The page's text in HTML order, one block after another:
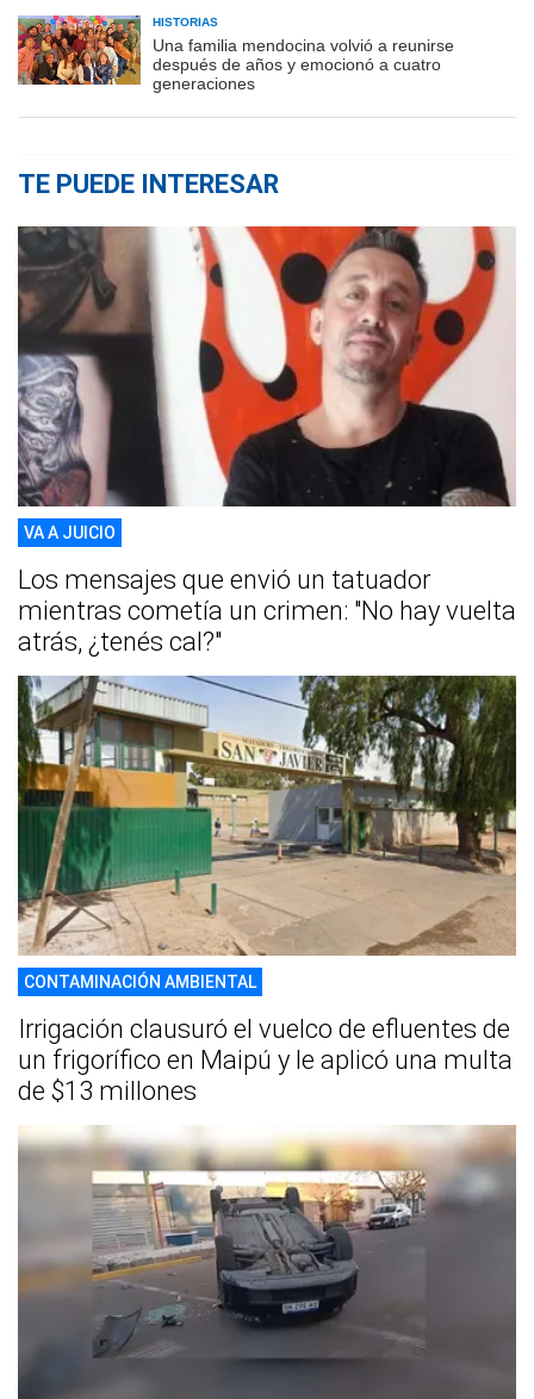
HISTORIAS
Una familia mendocina volvió a reunirse
después de años y emocionó a cuatro
generaciones
TE PUEDE INTERESAR
VA A JUICIO
Los mensajes que envió un tatuador
mientras cometía un crimen: "No hay vuelta
atrás, ¿tenés cal?"
CONTAMINACIÓN AMBIENTAL
Irrigación clausuró el vuelco de efluentes de
un frigorífico en Maipú y le aplicó una multa
de $13 millones